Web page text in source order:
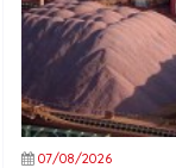
07/08/2026